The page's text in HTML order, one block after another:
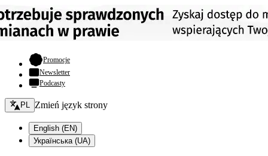
Promocje- otwiera się w nowej karcie
Newsletter
Podcasty
Zmień język - bieżący:
PL Zmień język strony
English (EN)
Українська (UA)